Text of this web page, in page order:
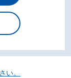
い。